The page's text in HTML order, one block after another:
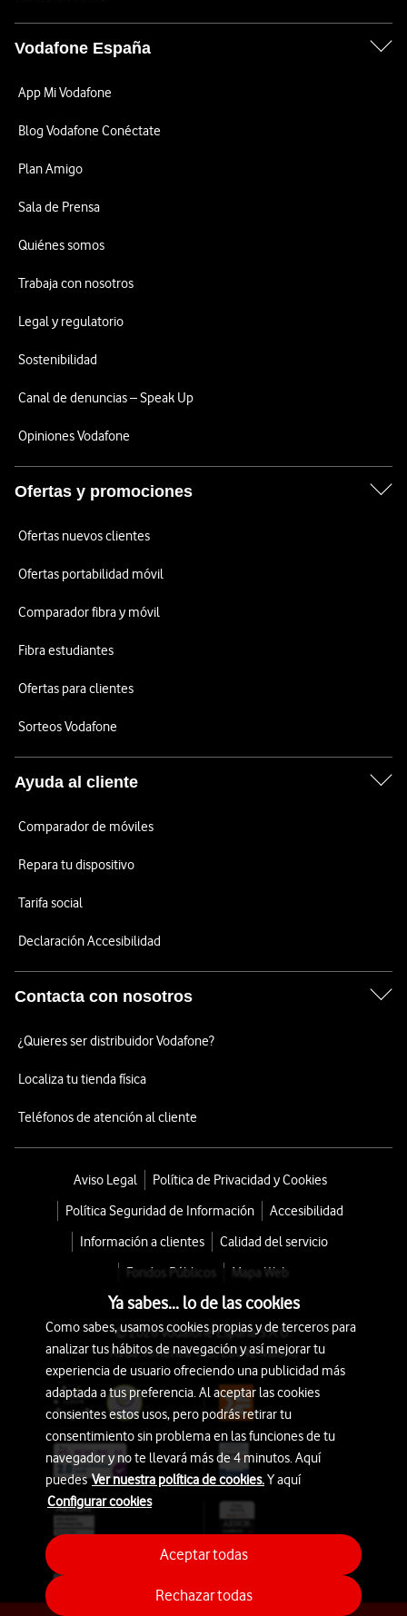
Vodafone España
App Mi Vodafone
Blog Vodafone Conéctate
Plan Amigo
Sala de Prensa
Quiénes somos
Trabaja con nosotros
Legal y regulatorio
Sostenibilidad
Canal de denuncias – Speak Up
Opiniones Vodafone
Ofertas y promociones
Ofertas nuevos clientes
Ofertas portabilidad móvil
Comparador fibra y móvil
Fibra estudiantes
Ofertas para clientes
Sorteos Vodafone
Ayuda al cliente
Comparador de móviles
Repara tu dispositivo
Tarifa social
Declaración Accesibilidad
Contacta con nosotros
¿Quieres ser distribuidor Vodafone?
Localiza tu tienda física
Teléfonos de atención al cliente
Aviso Legal
Política de Privacidad y Cookies
Política Seguridad de Información
Accesibilidad
Información a clientes
Calidad del servicio
Fondos Públicos
Mapa Web
© 2026 Vodafone España S.A.U.
Avda. América 115, 28042 Madrid
Ya sabes... lo de las cookies
Como sabes, usamos cookies propias y de terceros para
analizar tus hábitos de navegación y así mejorar tu
experiencia de usuario ofreciendo una publicidad más
adaptada a tus preferencia. Al aceptar las cookies
consientes estos usos, pero podrás retirar tu
consentimiento sin problema en las funciones de tu
navegador y no te llevará más de 4 minutos. Aquí
puedesVer nuestra política de cookies.Y aquí
Configurar cookies
Rechazar todas
Aceptar todas